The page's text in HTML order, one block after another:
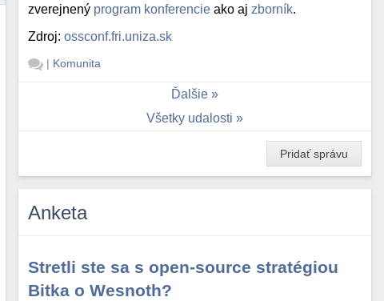
zverejnený program konferencie ako aj zborník.
Zdroj:ossconf.fri.uniza.sk
| Komunita
Ďalšie
Všetky udalosti
Pridať správu
Anketa
Stretli ste sa s open-source stratégiou
Bitka o Wesnoth?